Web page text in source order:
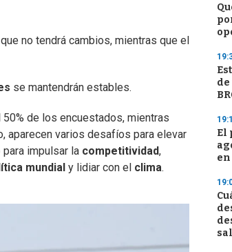
no tendrá cambios, mientras que el
se mantendrán estables.
de los encuestados, mientras
aparecen varios desafíos para elevar
para impulsar la competitividad,
mundial y lidiar con el clima.
de
El